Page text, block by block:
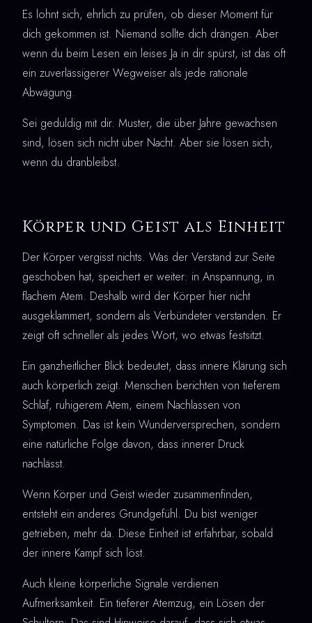
Es lohnt sich, ehrlich zu prüfen, ob dieser Moment für
dich gekommen ist. Niemand sollte dich drängen. Aber
wenn du beim Lesen ein leises Ja in dir spürst, ist das oft
ein zuverlässigerer Wegweiser als jede rationale
Abwägung.
Sei geduldig mit dir. Muster, die über Jahre gewachsen
sind, lösen sich nicht über Nacht. Aber sie lösen sich,
wenn du dranbleibst.
Körper und Geist als Einheit
Der Körper vergisst nichts. Was der Verstand zur Seite
geschoben hat, speichert er weiter: in Anspannung, in
flachem Atem. Deshalb wird der Körper hier nicht
ausgeklammert, sondern als Verbündeter verstanden. Er
zeigt oft schneller als jedes Wort, wo etwas festsitzt.
Ein ganzheitlicher Blick bedeutet, dass innere Klärung sich
auch körperlich zeigt. Menschen berichten von tieferem
Schlaf, ruhigerem Atem, einem Nachlassen von
Symptomen. Das ist kein Wunderversprechen, sondern
eine natürliche Folge davon, dass innerer Druck
nachlässt.
Wenn Körper und Geist wieder zusammenfinden,
entsteht ein anderes Grundgefühl. Du bist weniger
getrieben, mehr da. Diese Einheit ist erfahrbar, sobald
der innere Kampf sich löst.
Auch kleine körperliche Signale verdienen
Aufmerksamkeit. Ein tieferer Atemzug, ein Lösen der